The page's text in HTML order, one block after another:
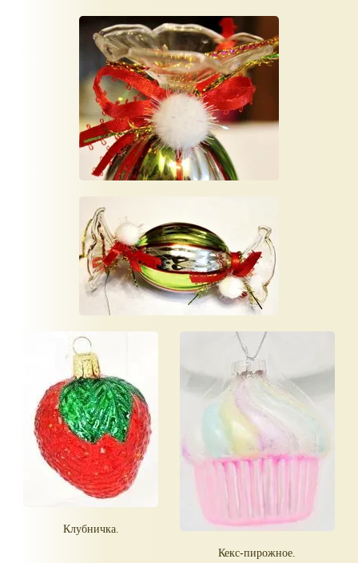
Клубничка.
Кекс-пирожное.